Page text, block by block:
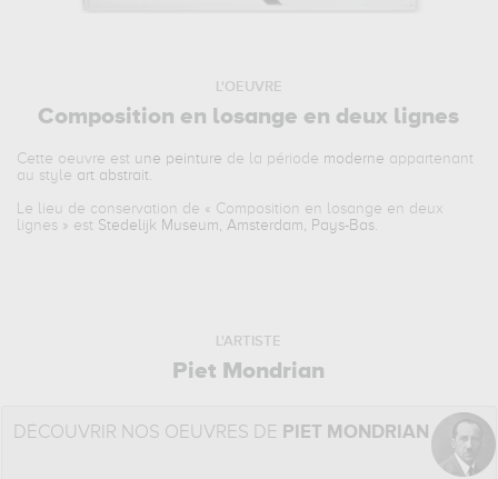
L'OEUVRE
Composition en losange en deux lignes
Cette oeuvre est une peinture de la période moderne appartenant
au style art abstrait
Le lieu de conservation de « Composition en losange en deux
lignes » est Stedelijk Museum, Amsterdam, Pays-Bas
L'ARTISTE
Piet Mondrian
DÉCOUVRIR NOS OEUVRES DE PIET MONDRIAN